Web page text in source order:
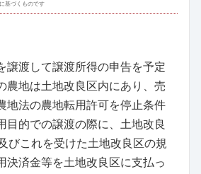
基づくものです
譲渡して譲渡所得の申告を予定
農地は土地改良区内にあり、売
地法の農地転用許可を停止条件
目的での譲渡の際に、土地改良
びこれを受けた土地改良区の規
決済金等を土地改良区に支払っ